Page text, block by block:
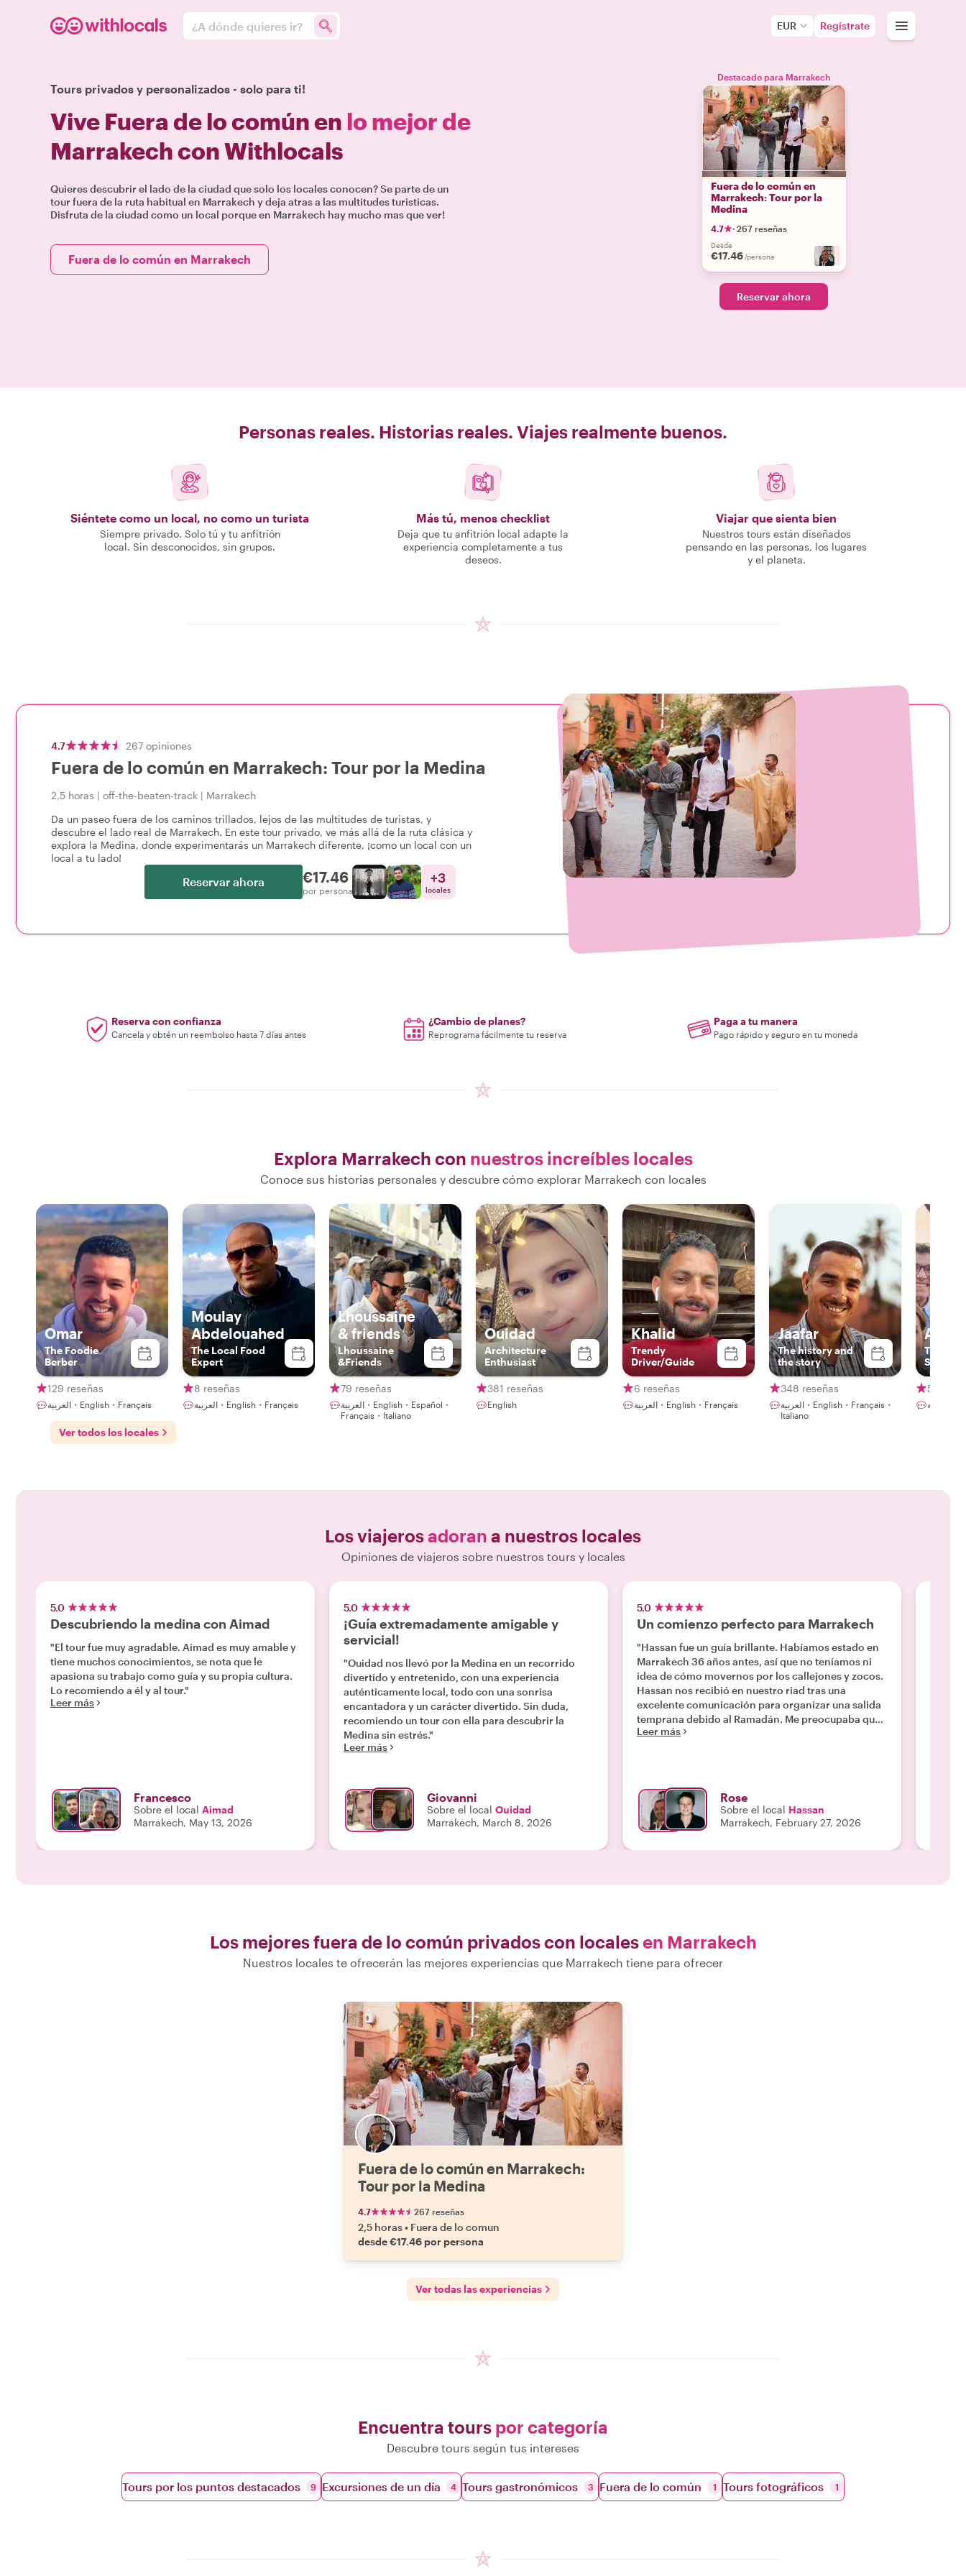
¿A dónde quieres ir? EUR Regístrate
Tours privados y personalizados - solo para ti!
Vive Fuera de lo común en lo mejor de
Marrakech con Withlocals
Quieres descubrir el lado de la ciudad que solo los locales conocen? Se parte de un
tour fuera de la ruta habitual en Marrakech y deja atras a las multitudes turisticas.
Disfruta de la ciudad como un local porque en Marrakech hay mucho mas que ver!
Fuera de lo común en Marrakech
Destacado para Marrakech
Fuera de lo común en
Marrakech: Tour por la
Medina
4.7 · 267 reseñas
Desde
€17.46 /persona +4
Reservar ahora
Personas reales. Historias reales. Viajes realmente buenos.
Siéntete como un local, no como un turista
Siempre privado. Solo tú y tu anfitrión
local. Sin desconocidos, sin grupos.
Más tú, menos checklist
Deja que tu anfitrión local adapte la
experiencia completamente a tus
deseos.
Viajar que sienta bien
Nuestros tours están diseñados
pensando en las personas, los lugares
y el planeta.
4.7 267 opiniones
Fuera de lo común en Marrakech: Tour por la Medina
2,5 horas | off-the-beaten-track | Marrakech
Da un paseo fuera de los caminos trillados, lejos de las multitudes de turistas, y
descubre el lado real de Marrakech. En este tour privado, ve más allá de la ruta clásica y
explora la Medina, donde experimentarás un Marrakech diferente, ¡como un local con un
local a tu lado!
Reservar ahora €17.46
por persona
+3
locales
Reserva con confianza
Cancela y obtén un reembolso hasta 7 días antes
¿Cambio de planes?
Reprograma fácilmente tu reserva
Paga a tu manera
Pago rápido y seguro en tu moneda
Explora Marrakech con nuestros increíbles locales
Conoce sus historias personales y descubre cómo explorar Marrakech con locales
Omar
The Foodie
Berber
129 reseñas
العربية・English・Français
Moulay
Abdelouahed
The Local Food
Expert
8 reseñas
العربية・English・Français
Lhoussaine
& friends
Lhoussaine
&Friends
79 reseñas
العربية・English・Español・
Français・Italiano
Ouidad
Architecture
Enthusiast
381 reseñas
English
Khalid
Trendy
Driver/Guide
6 reseñas
العربية・English・Français
Jaafar
The history and
the story
348 reseñas
العربية・English・Français・
Italiano
Adil
The
Story, The Taste
and The
515
Ver todos los locales
Los viajerosadoran a nuestros locales
Opiniones de viajeros sobre nuestros tours y locales
5.0
Descubriendo la medina con Aimad
"El tour fue muy agradable. Aimad es muy amable y
tiene muchos conocimientos, se nota que le
apasiona su trabajo como guía y su propia cultura.
Lo recomiendo a él y al tour."
Leer más
Francesco
Sobre el local Aimad
Marrakech, May 13, 2026
5.0
¡Guía extremadamente amigable y
servicial!
"Ouidad nos llevó por la Medina en un recorrido
divertido y entretenido, con una experiencia
auténticamente local, todo con una sonrisa
encantadora y un carácter divertido. Sin duda,
recomiendo un tour con ella para descubrir la
Medina sin estrés."
Leer más
Giovanni
Sobre el local Ouidad
Marrakech, March 8, 2026
5.0
Un comienzo perfecto para Marrakech
"Hassan fue un guía brillante. Habíamos estado en
Marrakech 36 años antes, así que no teníamos ni
idea de cómo movernos por los callejones y zocos.
Hassan nos recibió en nuestro riad tras una
excelente comunicación para organizar una salida
temprana debido al Ramadán. Me preocupaba que
nuestro tour se centrara demasiado en las
honrados con oraciones. Aprendimos muchísimo
sobre la historia de la medina y la vida de sus
habitantes. Hicimos algunas compras con
auténticos artesanos. No nos presionaron para
comprar y nos sentimos seguros con Hassan a
Leer más
Rose
Sobre el local Hassan
Marrakech, February 27, 2026
Los mejores fuera de lo común privados con localesen Marrakech
Nuestros locales te ofrecerán las mejores experiencias que Marrakech tiene para ofrecer
Fuera de lo común en Marrakech:
Tour por la Medina
4.7 267 reseñas
2,5 horas• Fuera de lo comun
desde €17.46 por persona
Ver todas las experiencias
Encuentra tours por categoría
Descubre tours según tus intereses
Tours por los puntos destacados 9 Excursiones de un día 4 Tours gastronómicos 3 Fuera de lo común 1 Tours fotográficos 1